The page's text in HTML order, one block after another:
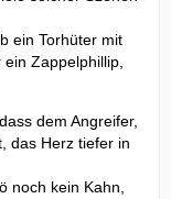
ein Torhüter mit
Zappelphillip,
dem Angreifer,
das Herz tiefer in
noch kein Kahn,